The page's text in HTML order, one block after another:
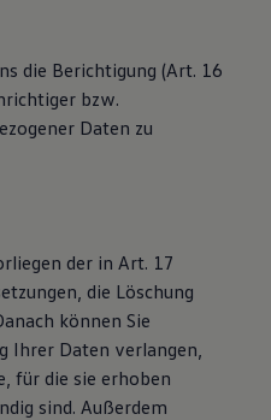
die Berichtigung (Art. 16
bzw.
Daten zu
der in Art. 17
die Löschung
können Sie
Ihrer Daten verlangen,
für die sie erhoben
sind. Außerdem